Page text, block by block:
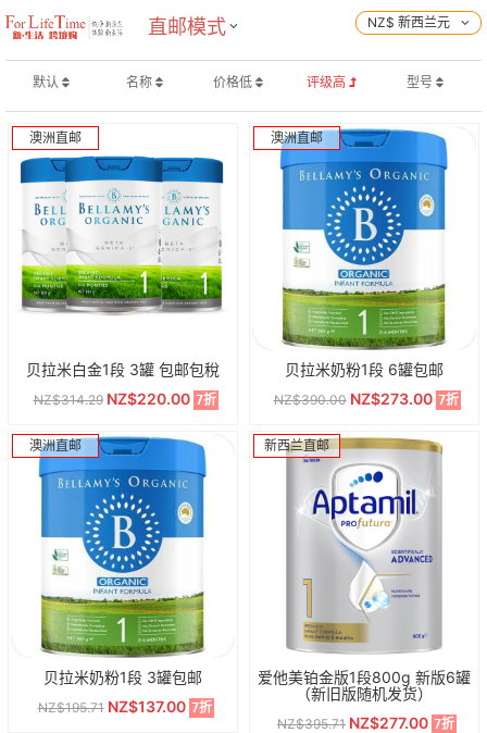
直邮模式 NZ$ 新西兰元
默认 名称 价格低 评级高 型号
澳洲直邮
贝拉米白金1段 3罐 包邮包稅
NZ$314.29NZ$220.00 7折
澳洲直邮
贝拉米奶粉1段 6罐包邮
NZ$390.00NZ$273.00 7折
澳洲直邮
贝拉米奶粉1段 3罐包邮
NZ$195.71NZ$137.00 7折
新西兰直邮
爱他美铂金版1段800g 新版6罐
（新旧版随机发货）
NZ$395.71 NZ$277.00 7折